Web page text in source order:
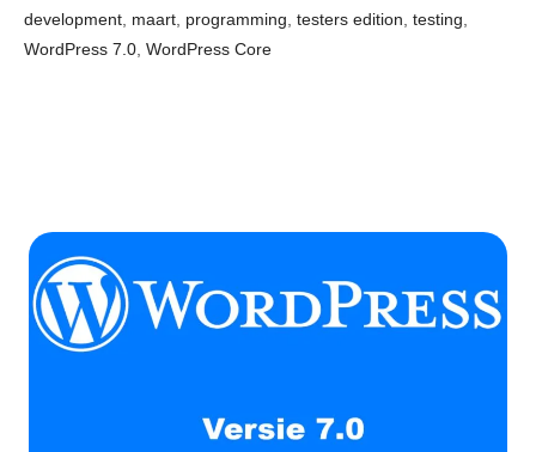
development maart programming testers edition testing
WordPress 7.0 WordPress Core